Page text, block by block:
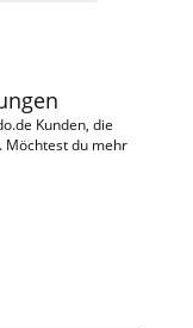
Kunden, die
Möchtest du mehr